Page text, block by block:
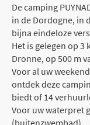
De camping
in de Dordogne, in
bijna eindeloze
Het is gelegen op 3
Dronne, op 500 m
Voor al uw
ontdek deze
biedt of 14
Voor uw waterpret
(buitenzwembad).